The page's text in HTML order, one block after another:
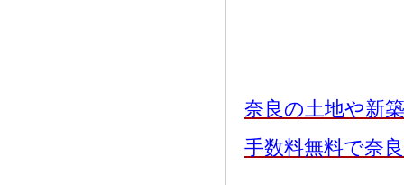
奈良の土地や新
手数料無料で奈